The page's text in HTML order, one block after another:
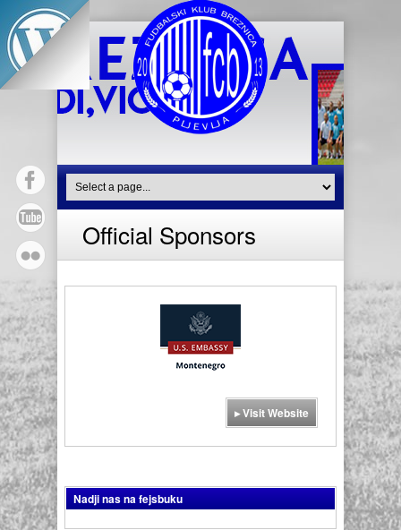
Official Sponsors
▸ Visit Website
Nadji nas na fejsbuku